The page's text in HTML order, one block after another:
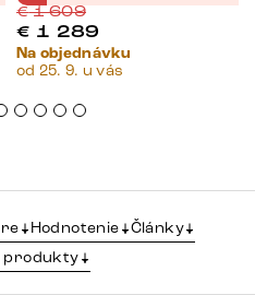
€1 609
€ 1 289
Na objednávku
od 25. 9. u vás
Hodnotenie
Články
produkty